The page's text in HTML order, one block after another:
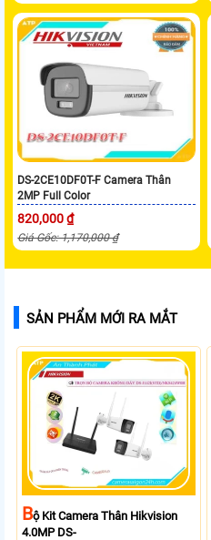
DS-2CE10DF0T-F Camera Thân
2MP Full Color
820,000 ₫
Giá Gốc: 1,170,000 ₫
SẢN PHẨM MỚI RA MẮT
BỘ Kit Camera Thân Hikvision
4.0MP DS-